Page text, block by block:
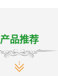
产品推荐